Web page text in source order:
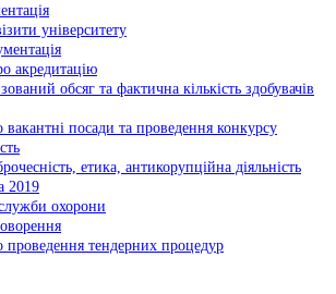
університету
акредитацію
обсяг та фактична кількість здобувачів
вакантні посади та проведення конкурсу
етика, антикорупційна діяльність
2019
охорони
проведення тендерних процедур